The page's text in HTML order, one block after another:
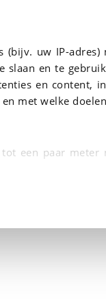
(bijv. uw IP-adres)
slaan en te
en content,
met welke
een paar meter
wijzigen of
en meer
gebruiken we